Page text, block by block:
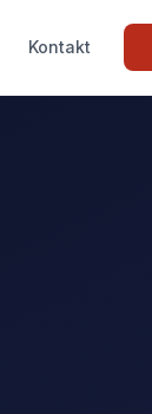
Kontakt